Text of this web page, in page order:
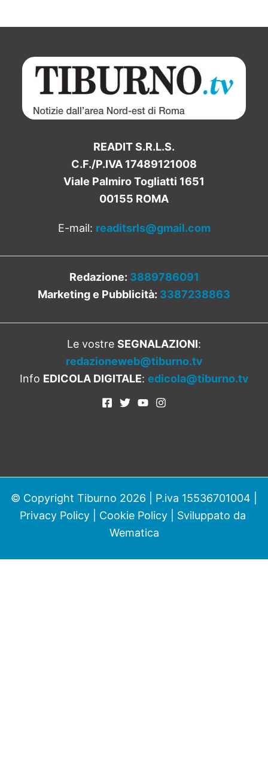
READIT S.R.L.S.
C.F./P.IVA 17489121008
Viale Palmiro Togliatti 1651
00155 ROMA
E-mail: readitsrls@gmail.com
Redazione: 3889786091
Marketing e Pubblicità: 3387238863
Le vostre SEGNALAZIONI:
redazioneweb@tiburno.tv
Info EDICOLA DIGITALE: edicola@tiburno.tv
© Copyright Tiburno 2026 | P.iva 15536701004 |
Privacy Policy| Cookie Policy| Sviluppato da
Wematica